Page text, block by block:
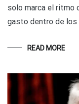
solo marca el ritmo
gasto dentro de los
READ MORE